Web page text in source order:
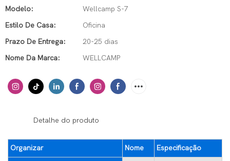
Modelo:
Wellcamp S-7
Estilo De Casa:
Oficina
Prazo De Entrega:
20-25 dias
Nome Da Marca:
WELLCAMP
Detalhe do produto
Organizar Nome Especificação